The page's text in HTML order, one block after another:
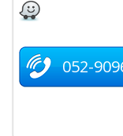
052-